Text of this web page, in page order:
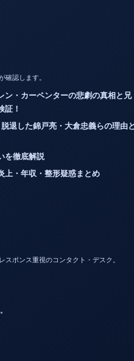
確認します。
ン・カーペンターの悲劇の真相と兄
証！
退した錦戸亮・大倉忠義らの理由
を徹底解説
上・年収・整形疑惑まとめ
ポンス重視のコンタクト・デスク。